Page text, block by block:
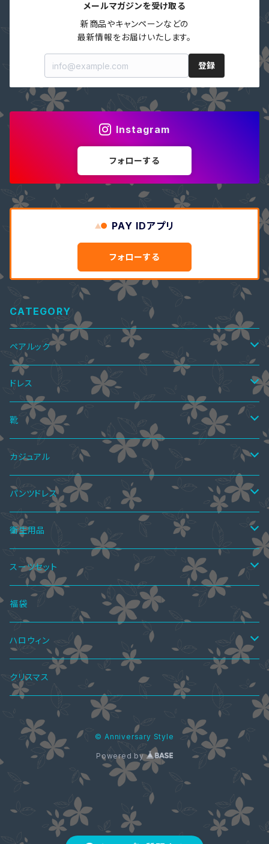
メールマガジンを受け取る
新商品やキャンペーンなどの
最新情報をお届けいたします。
登録
Instagram
フォローする
PAY IDアプリ
フォローする
CATEGORY
ペアルック
ペアTシャツ
ペアTシャツ&ワンピース
ペアニット
ペア上下セット
ペア水着
ペアインナー
ペアシャツ
ペアシャツ＆ワンピ
ペアパーカ
ペアマフラー
ペアアクセサリー
ペアリング
ドレス
ワンピース
ミニドレス
ミディアムドレス
ミモレ丈ドレス
マキシ丈ドレス
オールインワン・パンツドレス
ツーピース
スカートスーツ
パンツスーツ
ワンピーススーツ
ボレロ・ショール
パンツドレス
パーティーバッグ
ブラウス
ドレスインナー
アクセサリー
ブラストラップ
ネックレス
ジャケット
ウエディングドレス
コート
靴
サマーブーツ
ニーハイブーツ
ロングブーツ
ハーフブーツ
ショートブーツ・ブーティー
秋ブーツ
ニーハイブーツ
ロングブーツ
ハーフブーツ
ショートブーツ・ブーティー
サンダル
レインブーツ
パンプス
ニーハイブーツ
春ブーツ
カジュアル
ワンピース
オールインワン
サロペットスカート
ツーピース
トップス
カーディガン
Tシャツ
ニット・セーター
シャツ・ブラウス
ボトムス
レギンス
スカート
ジャケット
オールインワン
水着
コート
カーディガン
ストール
パンツドレス
セットアップ
オールインワン
衛生用品
手袋
スーツセット
4点セット
2点セット
ワンピーススーツ
スカートスーツ
3点セット
5点セット
福袋
ハロウィン
ロリータ服
メイド服
クリスマス
© Anniversary Style
Powered by